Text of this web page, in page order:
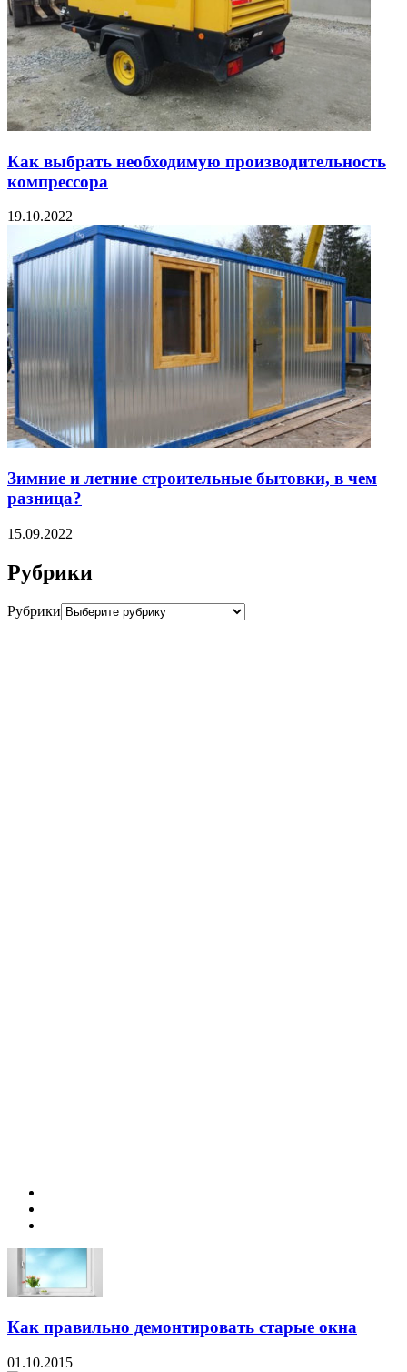
Как выбрать необходимую производительность
компрессора
19.10.2022
Зимние и летние строительные бытовки, в чем
разница?
15.09.2022
Рубрики
Рубрики
Как правильно демонтировать старые окна
01.10.2015